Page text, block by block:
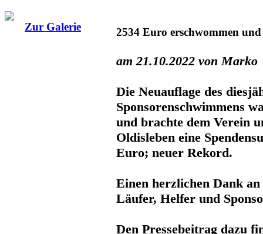
Zur Galerie 2534 Euro erschwommen
am 21.10.2022 von Marko
Die Neuauflage des
Sponsorenschwimmens
und brachte dem Verein
Oldisleben eine
Euro; neuer Rekord.
Einen herzlichen Dank
Läufer, Helfer und
Den Pressebeitrag dazu